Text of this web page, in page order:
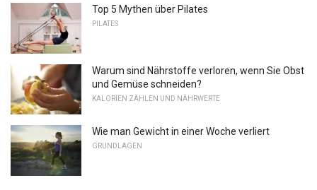
Top 5 Mythen über Pilates
PILATES
Warum sind Nährstoffe verloren, wenn Sie Obst
und Gemüse schneiden?
KALORIEN ZÄHLEN UND NÄHRWERTE
Wie man Gewicht in einer Woche verliert
GRUNDLAGEN